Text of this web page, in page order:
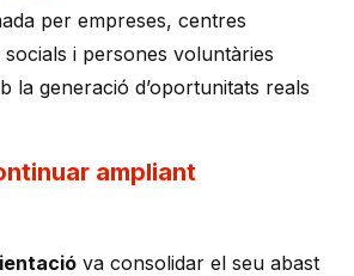
per empreses, centres
i persones voluntàries
la generació d’oportunitats reals
ampliant
va consolidar el seu abast